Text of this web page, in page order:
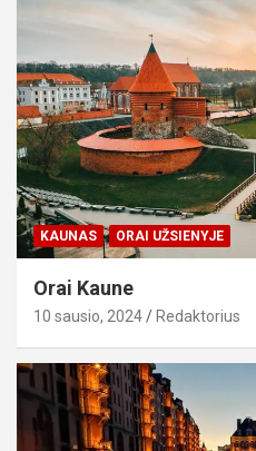
KAUNAS ORAI UŽSIENYJE
Orai Kaune
10 sausio, 2024 Redaktorius